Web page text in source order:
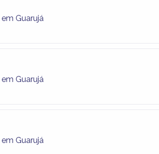
Guarujá
Guarujá
Guarujá